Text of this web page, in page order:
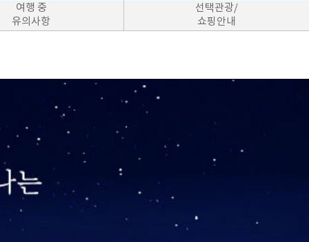
여행 중
유의사항
선택관광/
쇼핑안내